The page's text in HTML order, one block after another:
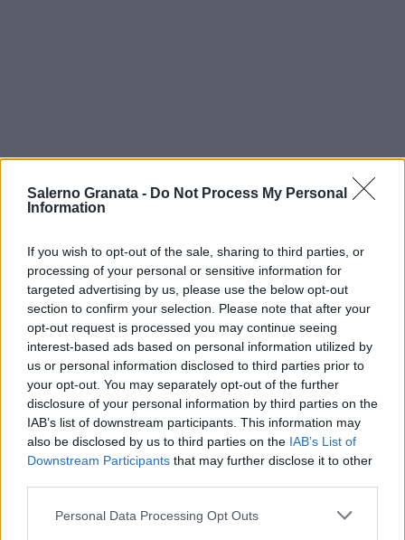
Salerno Granata - Do Not Process My Personal
Information
If you wish to opt-out of the sale, sharing to third parties, or
processing of your personal or sensitive information for
targeted advertising by us, please use the below opt-out
section to confirm your selection. Please note that after your
opt-out request is processed you may continue seeing
interest-based ads based on personal information utilized by
us or personal information disclosed to third parties prior to
your opt-out. You may separately opt-out of the further
disclosure of your personal information by third parties on the
IAB’s list of downstream participants. This information may
also be disclosed by us to third parties on the IAB’s List of
Downstream Participants that may further disclose it to other
Personal Data Processing Opt Outs